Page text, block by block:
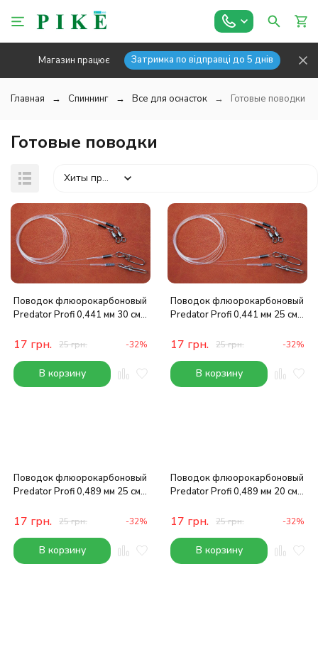
Магазин працює Затримка по відправці до 5 днів
Главная Спиннинг Все для оснасток Готовые поводки
Готовые поводки
Хиты продаж
покупателей
Поводок флюорокарбоновый
Predator Profi 0,441 мм 30 см
17 грн. 25грн. -32%
В корзину
Поводок флюорокарбоновый
Predator Profi 0,441 мм 25 см
17 грн. 25грн. -32%
В корзину
Поводок флюорокарбоновый
Predator Profi 0,489 мм 25 см
17 грн. 25грн. -32%
В корзину
Поводок флюорокарбоновый
Predator Profi 0,489 мм 20 см
17 грн. 25грн. -32%
В корзину